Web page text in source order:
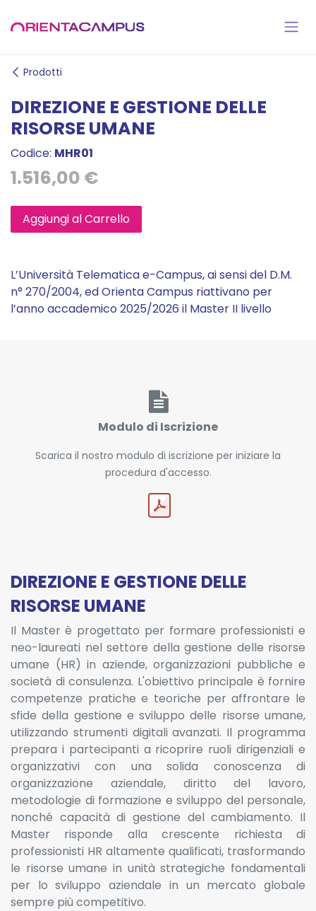
Prodotti
DIREZIONE E GESTIONE DELLE
RISORSE UMANE
Codice: MHR01
1.516,00 €
Aggiungi al Carrello
L’Università Telematica e-Campus, ai sensi del D.M.
n° 270/2004, ed Orienta Campus riattivano per
l’anno accademico 2025/2026 il Master II livello
Modulo di Iscrizione
Scarica il nostro modulo di iscrizione per iniziare la
procedura d'accesso.
DIREZIONE E GESTIONE DELLE
RISORSE UMANE
Il Master è progettato per formare professionisti e
neo-laureati nel settore della gestione delle risorse
umane (HR) in aziende, organizzazioni pubbliche e
società di consulenza. L'obiettivo principale è fornire
competenze pratiche e teoriche per affrontare le
sfide della gestione e sviluppo delle risorse umane,
utilizzando strumenti digitali avanzati. Il programma
prepara i partecipanti a ricoprire ruoli dirigenziali e
organizzativi con una solida conoscenza di
organizzazione aziendale, diritto del lavoro,
metodologie di formazione e sviluppo del personale,
nonché capacità di gestione del cambiamento. Il
Master risponde alla crescente richiesta di
professionisti HR altamente qualificati, trasformando
le risorse umane in unità strategiche fondamentali
per lo sviluppo aziendale in un mercato globale
sempre più competitivo.